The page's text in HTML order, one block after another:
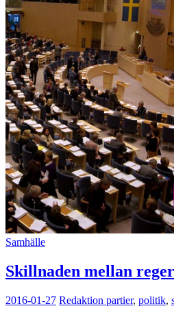
Samhälle
Skillnaden mellan
2016-01-27 Redaktion partier, politik,